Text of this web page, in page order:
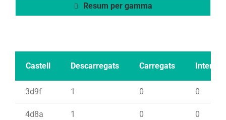
Resum per gamma
Castell Descarregats Carregats Intents
3d9f 1 0 0
4d8a 1 0 0